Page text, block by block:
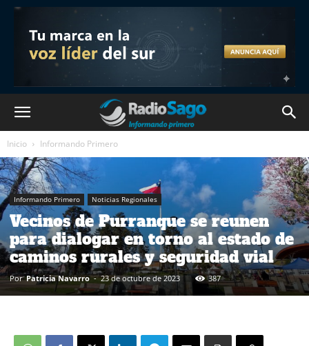
Inicio Informando Primero
Informando Primero Noticias Regionales
Vecinos de Purranque se reunen
para dialogar en torno al estado de
caminos rurales y seguridad vial
Por Patricia Navarro - 23 de octubre de 2023 387